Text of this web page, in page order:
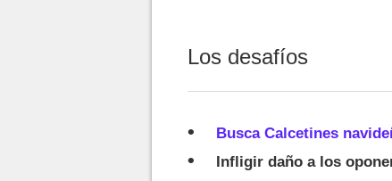
Los desafíos
Busca Calcetines
Infligir daño a los